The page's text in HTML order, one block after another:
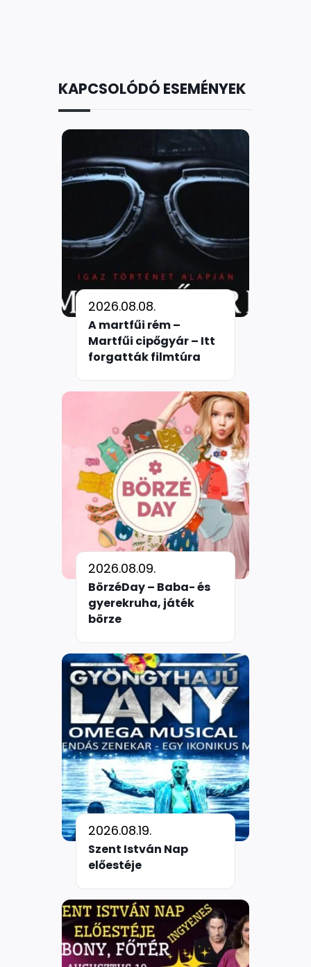
KAPCSOLÓDÓ ESEMÉNYEK
2026.08.08.
A martfűi rém –
Martfűi cipőgyár – Itt
forgatták filmtúra
2026.08.09.
BörzéDay – Baba- és
gyerekruha, játék
börze
2026.08.19.
Szent István Nap
előestéje